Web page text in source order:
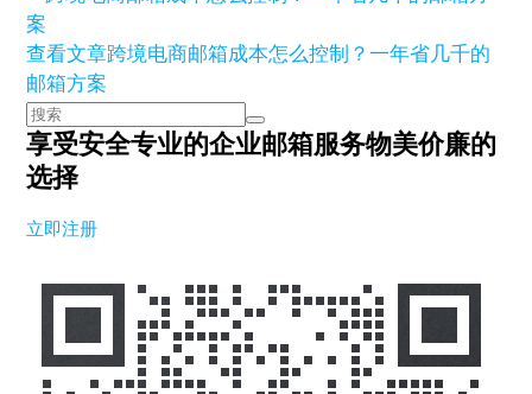
查看文章跨境电商邮箱成本怎么控制？一年省几千的
邮箱方案
享受安全专业的企业邮箱服务物美价廉的
选择
立即注册